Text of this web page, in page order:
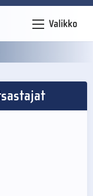
Valikko